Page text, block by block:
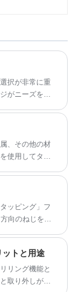
のサプライ
択が非常に重
がニーズを完
、その他の材
使用してタッ
ッピング」フ
向のねじを組
ットと用途
リング機能と
取り外しが簡